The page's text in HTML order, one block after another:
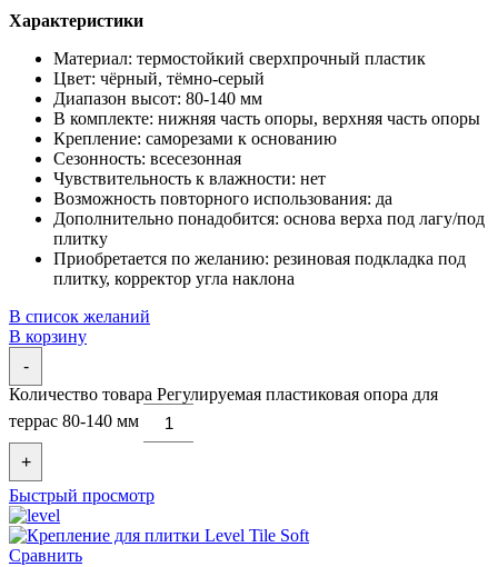
Характеристики
Материал: термостойкий сверхпрочный пластик
Цвет: чёрный, тёмно-серый
Диапазон высот: 80-140 мм
В комплекте: нижняя часть опоры, верхняя часть опоры
Крепление: саморезами к основанию
Сезонность: всесезонная
Чувствительность к влажности: нет
Возможность повторного использования: да
Дополнительно понадобится: основа верха под лагу/под
плитку
Приобретается по желанию: резиновая подкладка под
плитку, корректор угла наклона
В список желаний
В корзину
-
Количество товара Регулируемая пластиковая опора для
террас 80-140 мм
+
Быстрый просмотр
Сравнить